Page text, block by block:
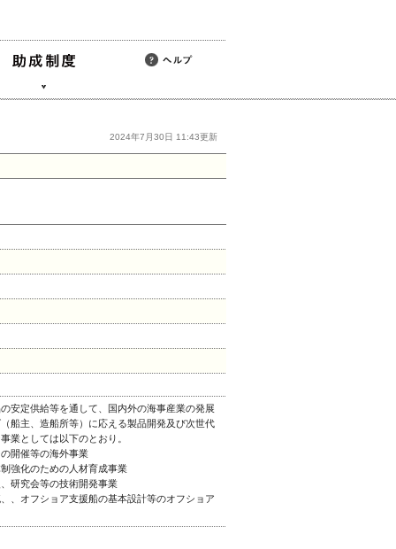
2024年7月30日 11:43更新
安定供給等を通して、国内外の海事産業の発展
船主、造船所等）に応える製品開発及び次世代
業としては以下のとおり。
開催等の海外事業
強化のための人材育成事業
研究会等の技術開発事業
、オフショア支援船の基本設計等のオフショア